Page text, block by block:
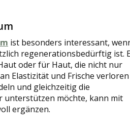
ist besonders interessant,
regenerationsbedürftig ist.
oder für Haut, die nicht nur
Elastizität und Frische verloren
und gleichzeitig die
möchte, kann mit
ergänzen.